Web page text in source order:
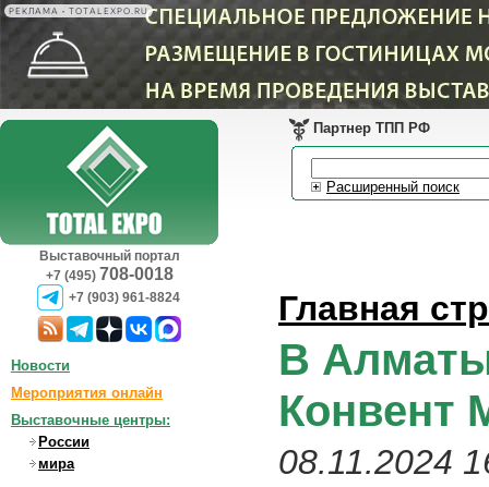
РЕКЛАМА • TOTALEXPO.RU
Выставочный портал
+7 (495) 708-0018
+7 (903) 961-8824
Партнер ТПП РФ
Расширенный поиск
Главная
В
Конвент
08.11.2024
Новости
Мероприятия онлайн
Выставочные центры:
России
мира